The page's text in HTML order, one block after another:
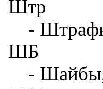
Штр
-
ШБ
- Шайбы,